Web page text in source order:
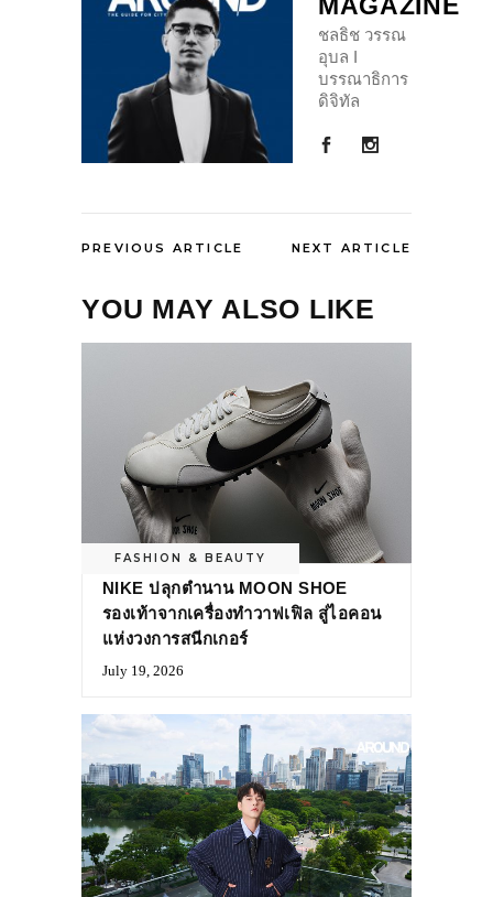
ชลธิช วรรณ
อุบล I
บรรณาธิการ
ดิจิทัล
PREVIOUS ARTICLE NEXT ARTICLE
YOU MAY ALSO LIKE
FASHION & BEAUTY
NIKE ปลุกตำนาน MOON SHOE
รองเท้าจากเครื่องทำวาฟเฟิล สู่ไอคอน
แห่งวงการสนีกเกอร์
July 19, 2026